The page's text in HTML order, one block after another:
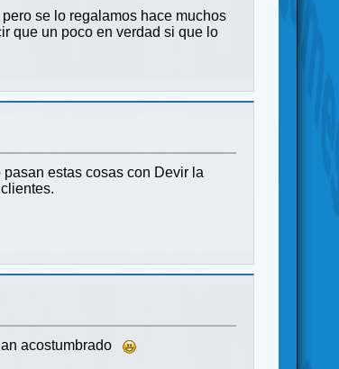
se lo regalamos hace muchos
que un poco en verdad si que lo
estas cosas con Devir la
acostumbrado